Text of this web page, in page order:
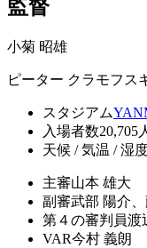
監督
小菊 昭雄
ピーター クラモフス
スタジアム
入場者数20,705
天候 / 気温 / 湿
主審山本 雄大
副審武部 陽介
第４の審判員渡
VAR今村 義朗